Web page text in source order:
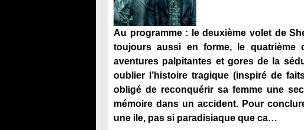
Au programme : le deuxième volet de
toujours aussi en forme, le quatrième
aventures palpitantes et gores de la
oublier l’histoire tragique (inspiré de
obligé de reconquérir sa femme une
mémoire dans un accident. Pour
une ile, pas si paradisiaque que ca…